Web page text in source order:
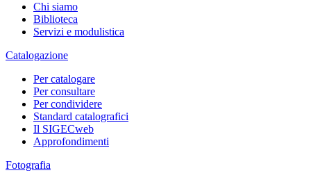
Chi siamo
Biblioteca
Servizi e modulistica
Catalogazione
Per catalogare
Per consultare
Per condividere
Standard catalografici
Il SIGECweb
Approfondimenti
Fotografia